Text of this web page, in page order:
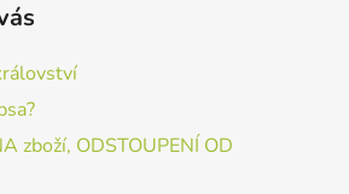
zboží, ODSTOUPENÍ OD